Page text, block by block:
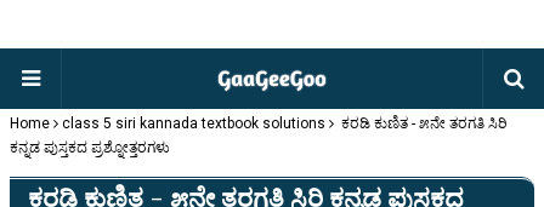
Home class 5 siri kannada textbook solutions
ಕರಡಿ ಕುಣಿತ - ೫ನೇ ತರಗತಿ ಸಿರಿ
ಕನ್ನಡ ಪುಸ್ತಕದ ಪ್ರಶ್ನೋತ್ತರಗಳು
ಕರಡಿ ಕುಣಿತ - ೫ನೇ ತರಗತಿ ಸಿರಿ ಕನ್ನಡ ಪುಸ್ತಕದ